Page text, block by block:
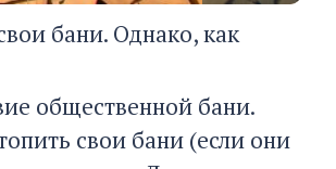
бани. Однако, как
общественной бани.
свои бани (если они